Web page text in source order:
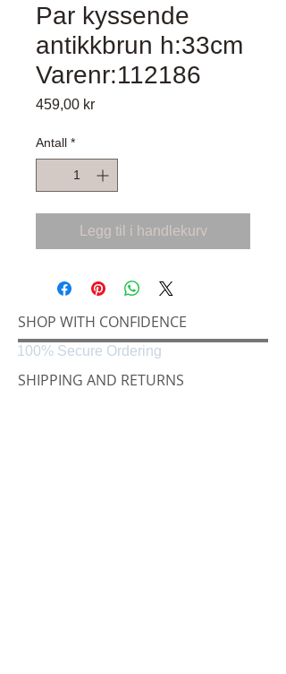
Par kyssende
antikkbrun h:33cm
Varenr:112186
459,00 krPris
Antall *
Legg til i handlekurv
SHOP WITH CONFIDENCE
SHIPPING AND RETURNS
100% Secure Ordering